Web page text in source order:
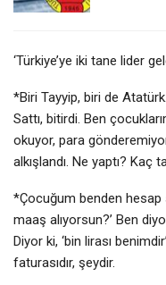
‘Türkiye’ye iki tane lider
*Biri Tayyip, biri de
Sattı, bitirdi. Ben
okuyor, para
alkışlandı. Ne yaptı? Kaç
*Çocuğum benden hesap
maaş alıyorsun?’ Ben
Diyor ki, ‘bin lirası
faturasıdır, şeydir.